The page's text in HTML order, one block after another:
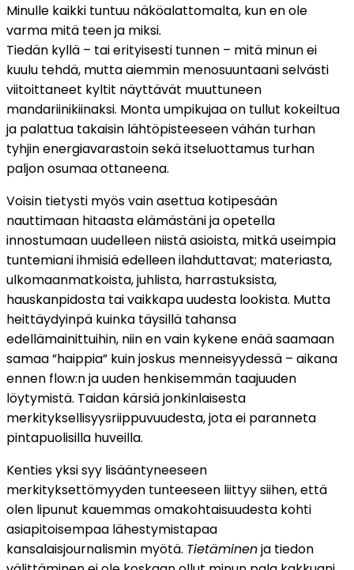
Minulle kaikki tuntuu näköalattomalta, kun en ole
varma mitä teen ja miksi.
Tiedän kyllä – tai erityisesti tunnen – mitä minun ei
kuulu tehdä, mutta aiemmin menosuuntaani selvästi
viitoittaneet kyltit näyttävät muuttuneen
mandariinikiinaksi. Monta umpikujaa on tullut kokeiltua
ja palattua takaisin lähtöpisteeseen vähän turhan
tyhjin energiavarastoin sekä itseluottamus turhan
paljon osumaa ottaneena.
Voisin tietysti myös vain asettua kotipesään
nauttimaan hitaasta elämästäni ja opetella
innostumaan uudelleen niistä asioista, mitkä useimpia
tuntemiani ihmisiä edelleen ilahduttavat; materiasta,
ulkomaanmatkoista, juhlista, harrastuksista,
hauskanpidosta tai vaikkapa uudesta lookista. Mutta
heittäydyinpä kuinka täysillä tahansa
edellämainittuihin, niin en vain kykene enää saamaan
samaa ”haippia” kuin joskus menneisyydessä – aikana
ennen flow:n ja uuden henkisemmän taajuuden
löytymistä. Taidan kärsiä jonkinlaisesta
merkityksellisyysriippuvuudesta, jota ei paranneta
pintapuolisilla huveilla.
Kenties yksi syy lisääntyneeseen
merkityksettömyyden tunteeseen liittyy siihen, että
olen lipunut kauemmas omakohtaisuudesta kohti
asiapitoisempaa lähestymistapaa
kansalaisjournalismin myötä. Tietäminenja tiedon